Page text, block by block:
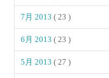
7月 2013( 23 )
6月 2013( 23 )
5月 2013( 27 )